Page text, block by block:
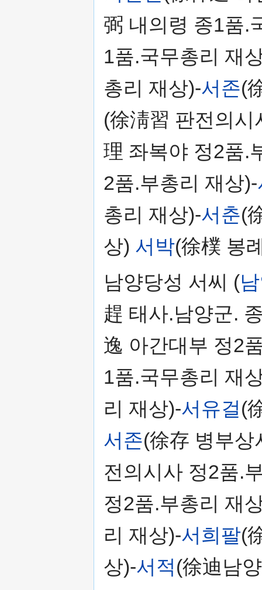
弼 내의령 종1품.
1품.국무총리 재
총리 재상)-서존(
(徐淸習 판전의
理 좌복야 정2품.
2품.부총리 재상)-
총리 재상)-서춘(
상) 서박(徐樸 봉
남양당성 서씨 (
趕 태사.남양군.
逸 아간대부 정2
1품.국무총리 재
리 재상)-서유걸(
서존(徐存 병부상
전의시사 정2품.
정2품.부총리 재
리 재상)-서희팔(
상)-서적(徐迪남